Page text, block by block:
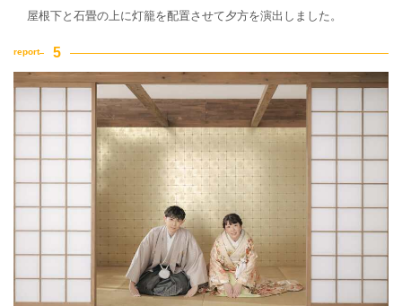
屋根下と石畳の上に灯籠を配置させて夕方を演出しました。